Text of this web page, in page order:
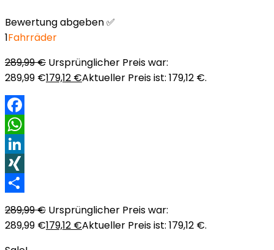
Bewertung abgeben ✅
1Fahrräder
289,99€ Ursprünglicher Preis war:
289,99 €179,12 €Aktueller Preis ist: 179,12 €.
Facebook
WhatsApp
LinkedIn
XING
289,99€ Ursprünglicher Preis war:
289,99 €179,12 €Aktueller Preis ist: 179,12 €.